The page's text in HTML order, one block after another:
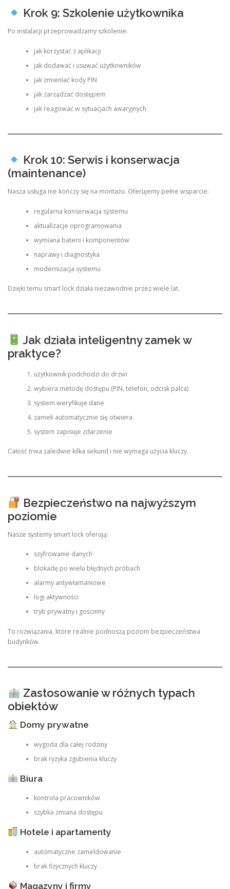
Krok 9: Szkolenie użytkownika
Po instalacji przeprowadzamy szkolenie:
jak korzystać z aplikacji
jak dodawać i usuwać użytkowników
jak zmieniać kody PIN
jak zarządzać dostępem
jak reagować w sytuacjach awaryjnych
Krok 10: Serwis i konserwacja
(maintenance)
Nasza usługa nie kończy się na montażu. Oferujemy pełne wsparcie:
regularna konserwacja systemu
aktualizacje oprogramowania
wymiana baterii i komponentów
naprawy i diagnostyka
modernizacja systemu
Dzięki temu smart lock działa niezawodnie przez wiele lat.
Jak działa inteligentny zamek w
praktyce?
użytkownik podchodzi do drzwi
wybiera metodę dostępu (PIN, telefon, odcisk palca)
system weryfikuje dane
zamek automatycznie się otwiera
system zapisuje zdarzenie
Całość trwa zaledwie kilka sekund i nie wymaga użycia kluczy.
Bezpieczeństwo na najwyższym
poziomie
Nasze systemy smart lock oferują:
szyfrowanie danych
blokadę po wielu błędnych próbach
alarmy antywłamaniowe
logi aktywności
tryb prywatny i gościnny
To rozwiązania, które realnie podnoszą poziom bezpieczeństwa
budynków.
Zastosowanie w różnych typach
obiektów
Domy prywatne
wygoda dla całej rodziny
brak ryzyka zgubienia kluczy
Biura
kontrola pracowników
szybka zmiana dostępu
Hotele i apartamenty
automatyczne zameldowanie
brak fizycznych kluczy
Magazyny i firmy